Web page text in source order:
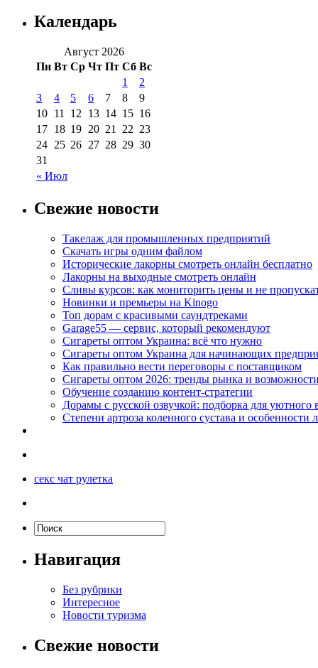
Календарь
Август 2026
Пн Вт Ср Чт Пт Сб Вс
« Июл
1
2
3
4 5 6 7 8
9
10 11 12 13 14 15 16
17 18 19 20 21 22 23
24 25 26 27 28 29 30
31
Свежие новости
Такелаж для промышленных предприятий
Скачать игры одним файлом
Исторические лакорны смотреть онлайн бесплатно
Лакорны на выходные смотреть онлайн
Сливы курсов: как мониторить цены и не
Новинки и премьеры на Kinogo
Топ дорам с красивыми саундтреками
Garage55 — сервис, который рекомендуют
Сигареты оптом Украина: всё что нужно
Сигареты оптом Украина для начинающих
Как правильно вести переговоры с поставщиком
Сигареты оптом 2026: тренды рынка и возможности
Обучение созданию контент-стратегии
Дорамы с русской озвучкой: подборка для уютного
Степени артроза коленного сустава и особенности
секс чат рулетка
Навигация
Без рубрики
Интересное
Новости туризма
Свежие новости